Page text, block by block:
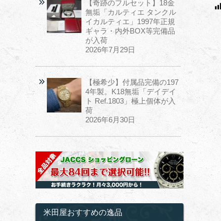
【奇跡のフルセット】18金
無垢「カルティエ タンクル
イカルティエ」1997年正規
ギャラ・内外BOX等完備品
が入荷
2026年7月29日
【極希少】付属品完備の197
4年製。K18無垢「デイデイ
ト Ref.1803」極上個体が入
荷
2026年6月30日
米田屋おすすめの逸品